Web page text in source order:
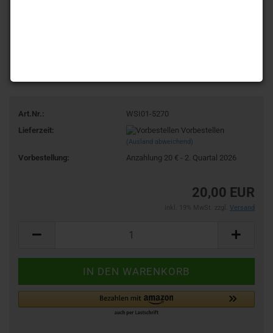
Art.Nr.:
WSI01-5270
Lieferzeit:
Vorbestellen
(Ausland abweichend)
Vorbestellung: Anzahlung 20 € - 2. Quartal 2026
20,00 EUR
Versand